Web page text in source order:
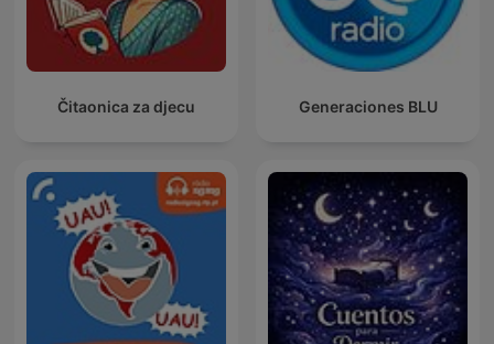
Čitaonica za djecu Generaciones BLU